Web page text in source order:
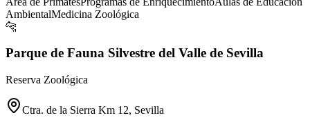
AmbientalMedicina Zoológica
🐆
Parque de Fauna Silvestre del Valle de Sevilla
Reserva Zoológica
Ctra. de la Sierra Km 12, Sevilla